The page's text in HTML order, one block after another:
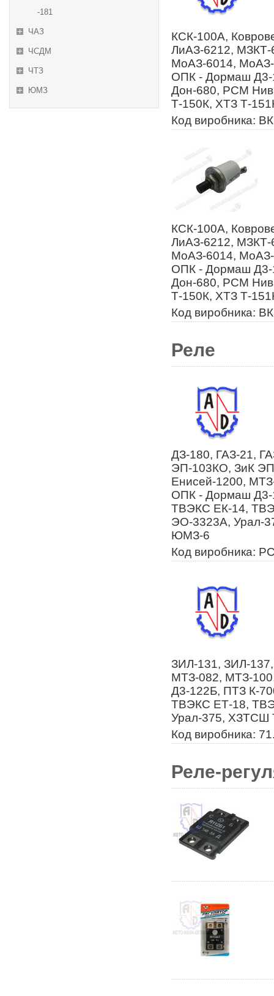
-181
ЧАЗ
ЧСДМ
ЧТЗ
ЮМЗ
КСК-100А,
ЛиАЗ-6212,
МоАЗ-6014,
ОПК - Дормаш
Дон-680, РСМ
Т-150К, ХТЗ Т-
Код виробника:
КСК-100А,
ЛиАЗ-6212,
МоАЗ-6014,
ОПК - Дормаш
Дон-680, РСМ
Т-150К, ХТЗ Т-
Код виробника:
Реле
ДЗ-180, ГАЗ-21,
ЭП-103КО, ЗиК
Енисей-1200,
ОПК - Дормаш Д3-
ТВЭКС ЕК-14,
ЭО-3323А, Урал-
ЮМЗ-6
Код виробника:
ЗИЛ-131, ЗИЛ-
МТЗ-082, МТЗ-
Д3-122Б, ПТЗ К-
ТВЭКС ЕТ-18,
Урал-375, ХЗТСШ
Код виробника:
Реле-